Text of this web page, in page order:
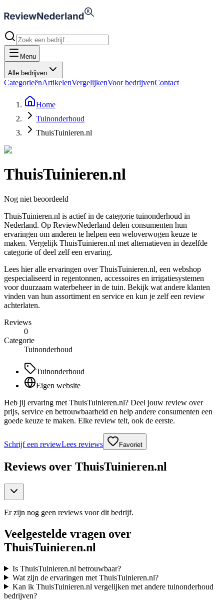
Menu
Alle bedrijven
CategorieënArtikelenVergelijkenVoor bedrijvenContact
Home
Tuinonderhoud
ThuisTuinieren.nl
ThuisTuinieren.nl
Nog niet beoordeeld
ThuisTuinieren.nl is actief in de categorie tuinonderhoud in
Nederland. Op ReviewNederland delen consumenten hun
ervaringen om anderen te helpen een weloverwogen keuze te
maken. Vergelijk ThuisTuinieren.nl met alternatieven in dezelfde
categorie of deel zelf een ervaring.
Lees hier alle ervaringen over ThuisTuinieren.nl, een webshop
gespecialiseerd in regentonnen, accessoires en irrigatiesystemen
voor duurzaam waterbeheer in de tuin. Bekijk wat andere klanten
vinden van hun assortiment en service en kun je zelf een review
achterlaten.
Reviews
0
Categorie
Tuinonderhoud
Tuinonderhoud
Eigen website
Heb jij ervaring met ThuisTuinieren.nl? Deel jouw review over
prijs, service en betrouwbaarheid en help andere consumenten een
goede keuze te maken. Elke review telt, ook de eerste.
Schrijf een reviewLees reviews Favoriet
Reviews over ThuisTuinieren.nl
Er zijn nog geen reviews voor dit bedrijf.
Veelgestelde vragen over
ThuisTuinieren.nl
Is ThuisTuinieren.nl betrouwbaar?
Wat zijn de ervaringen met ThuisTuinieren.nl?
Kan ik ThuisTuinieren.nl vergelijken met andere tuinonderhoud
bedrijven?